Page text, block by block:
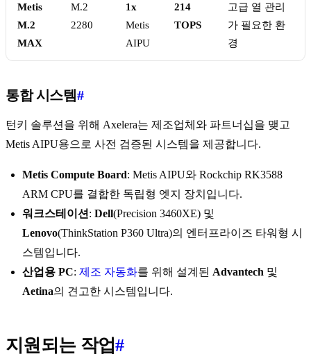
Metis
M.2
MAX
M.2
2280
1x
Metis
AIPU
214
TOPS
고급 열 관리
가 필요한 환
경
통합 시스템#
턴키 솔루션을 위해 Axelera는 제조업체와 파트너십을 맺고
Metis AIPU용으로 사전 검증된 시스템을 제공합니다.
Metis Compute Board: Metis AIPU와 Rockchip RK3588
ARM CPU를 결합한 독립형 엣지 장치입니다.
워크스테이션 : Dell(Precision 3460XE) 및
Lenovo(ThinkStation P360 Ultra)의 엔터프라이즈 타워형 시
스템입니다.
산업용 PC: 제조 자동화를 위해 설계된 Advantech 및
Aetina의 견고한 시스템입니다.
지원되는 작업#